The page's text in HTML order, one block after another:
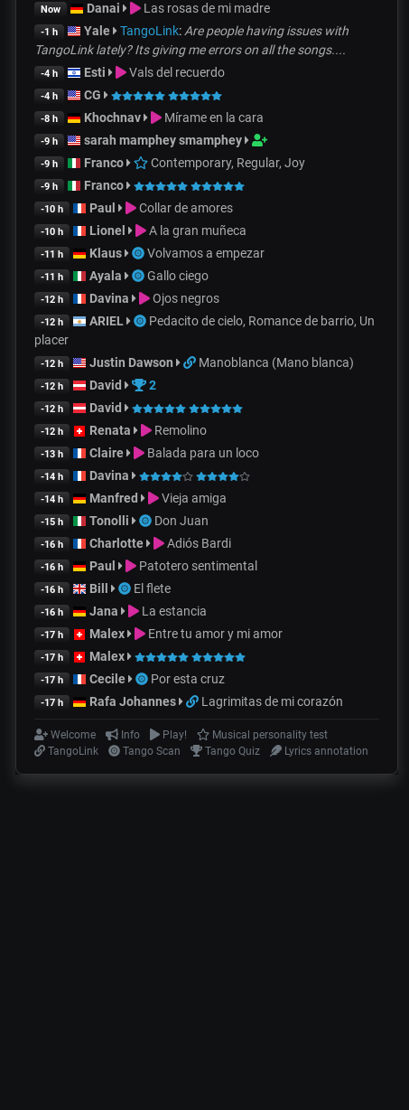
Now Danai Las rosas de mi madre
-1 h Yale TangoLink: Are people having issues with
TangoLink lately? Its giving me errors on all the songs....
-4 h Esti Vals del recuerdo
-4 h CG
-8 h Khochnav Mírame en la cara
-9 h sarah mamphey smamphey
-9 h Franco Contemporary, Regular, Joy
-9 h Franco
-10 h Paul Collar de amores
-10 h Lionel A la gran muñeca
-11 h Klaus Volvamos a empezar
-11 h Ayala Gallo ciego
-12 h Davina Ojos negros
-12 h ARIEL
Pedacito de cielo, Romance de barrio, Un
placer
-12 h Justin Dawson Manoblanca (Mano blanca)
-12 h David 2
-12 h David
-12 h Renata Remolino
-13 h Claire Balada para un loco
-14 h Davina
-14 h Manfred Vieja amiga
-15 h Tonolli Don Juan
-16 h Charlotte Adiós Bardi
-16 h Paul Patotero sentimental
-16 h Bill El flete
-16 h Jana La estancia
-17 h Malex Entre tu amor y mi amor
-17 h Malex
-17 h Cecile Por esta cruz
-17 h Rafa Johannes Lagrimitas de mi corazón
Welcome Info Play!
Musical personality test
TangoLink
Tango Scan Tango Quiz Lyrics annotation